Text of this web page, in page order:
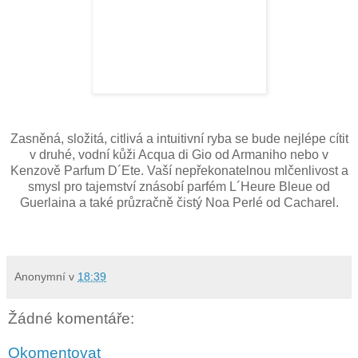
Zasněná, složitá, citlivá a intuitivní ryba se bude nejlépe cítit
v druhé, vodní kůži Acqua di Gio od Armaniho nebo v
Kenzově Parfum D´Ete. Vaší nepřekonatelnou mlčenlivost a
smysl pro tajemství znásobí parfém L´Heure Bleue od
Guerlaina a také průzračně čistý Noa Perlé od Cacharel.
Anonymní v 18:39
Žádné komentáře:
Okomentovat